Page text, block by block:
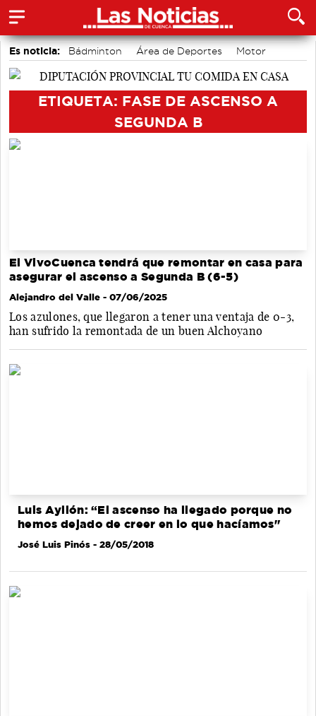
Es noticia: Bádminton Área de Deportes
Motor
Actividades culturales en Cuenca
ETIQUETA: FASE DE ASCENSO A
SEGUNDA B
El VivoCuenca tendrá que remontar en casa para
asegurar el ascenso a Segunda B (6-5)
Alejandro del Valle - 07/06/2025
Los azulones, que llegaron a tener una ventaja de 0-3,
han sufrido la remontada de un buen Alchoyano
Luis Ayllón: “El ascenso ha llegado porque no
hemos dejado de creer en lo que hacíamos"
José Luis Pinós - 28/05/2018